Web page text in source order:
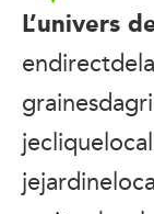
L’univers